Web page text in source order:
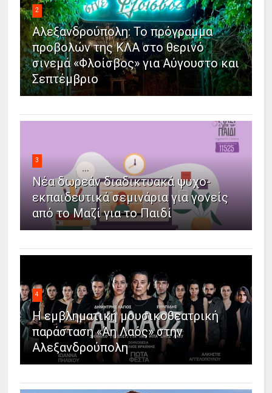
2
Αλεξανδρούπολη: Το πρόγραμμα
προβολών της ΚΛΑ στο θερινό
σινεμά «Φλοίσβος» για Αύγουστο και
Σεπτέμβριο
3
Νέα δωρεάν διαδικτυακά ψυχο-
εκπαιδευτικά σεμινάρια για γονείς
από το Μαζί για το Παιδί
4
Η εμβληματική μουσικοθεατρική
παράσταση «Άη Λαός» στην
Αλεξανδρούπολη